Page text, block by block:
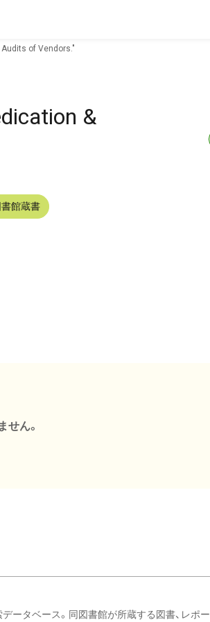
of Vendors."
&
館蔵書
ん。
ータベース。同図書館が所蔵する図書、レポー